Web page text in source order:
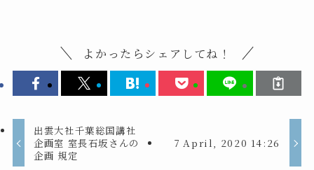
よかったらシェアしてね！
出雲大社千葉総国講社
企画室 室長石坂さんの
企画 規定
7 April, 2020 14:26